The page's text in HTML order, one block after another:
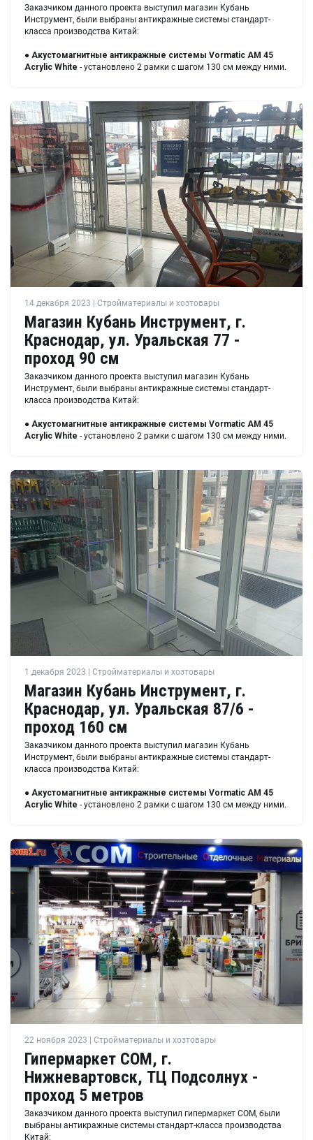
Заказчиком данного проекта выступил магазин Кубань
Инструмент, были выбраны антикражные системы стандарт-
класса производства Китай:
● Акустомагнитные антикражные системы Vormatic AM 45
Acrylic White - установлено 2 рамки с шагом 130 см между ними.
14 декабря 2023 | Стройматериалы и хозтовары
Магазин Кубань Инструмент, г.
Краснодар, ул. Уральская 77 -
проход 90 см
Заказчиком данного проекта выступил магазин Кубань
Инструмент, были выбраны антикражные системы стандарт-
класса производства Китай:
● Акустомагнитные антикражные системы Vormatic AM 45
Acrylic White - установлено 2 рамки с шагом 130 см между ними.
1 декабря 2023 | Стройматериалы и хозтовары
Магазин Кубань Инструмент, г.
Краснодар, ул. Уральская 87/6 -
проход 160 см
Заказчиком данного проекта выступил магазин Кубань
Инструмент, были выбраны антикражные системы стандарт-
класса производства Китай:
● Акустомагнитные антикражные системы Vormatic AM 45
Acrylic White - установлено 2 рамки с шагом 130 см между ними.
22 ноября 2023 | Стройматериалы и хозтовары
Гипермаркет СОМ, г.
Нижневартовск, ТЦ Подсолнух -
проход 5 метров
Заказчиком данного проекта выступил гипермаркет СОМ, были
выбраны антикражные системы стандарт-класса производства
Китай: